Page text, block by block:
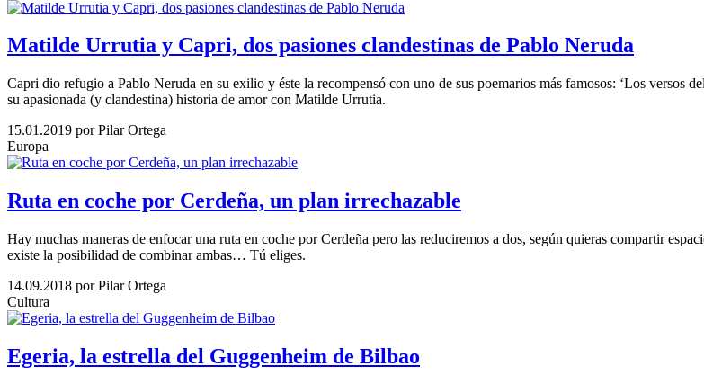
Matilde Urrutia y Capri, dos pasiones clandestinas de Pablo Neruda
Capri dio refugio a Pablo Neruda en su exilio y éste la recompensó con uno de sus poemarios más famosos: ‘Los versos
su apasionada (y clandestina) historia de amor con Matilde Urrutia.
15.01.2019 por Pilar Ortega
Europa
Ruta en coche por Cerdeña, un plan irrechazable
Hay muchas maneras de enfocar una ruta en coche por Cerdeña pero las reduciremos a dos, según quieras compartir
existe la posibilidad de combinar ambas… Tú eliges.
14.09.2018 por Pilar Ortega
Cultura
Egeria, la estrella del Guggenheim de Bilbao